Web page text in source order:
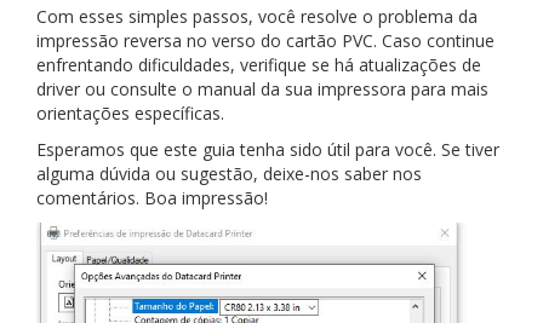
Com esses simples passos, você resolve o problema da
impressão reversa no verso do cartão PVC. Caso continue
enfrentando dificuldades, verifique se há atualizações de
driver ou consulte o manual da sua impressora para mais
orientações específicas.
Esperamos que este guia tenha sido útil para você. Se tiver
alguma dúvida ou sugestão, deixe-nos saber nos
comentários. Boa impressão!